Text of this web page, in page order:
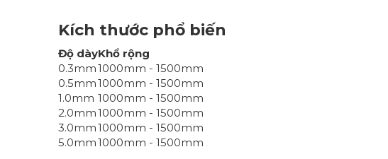
Kích thước phổ biến
Độ dàyKhổ rộng
0.3mm1000mm - 1500mm
0.5mm1000mm - 1500mm
1.0mm 1000mm - 1500mm
2.0mm1000mm - 1500mm
3.0mm1000mm - 1500mm
5.0mm1000mm - 1500mm